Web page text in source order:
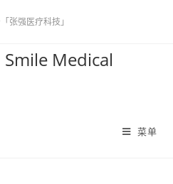
张强医疗科技」
Medical
菜单